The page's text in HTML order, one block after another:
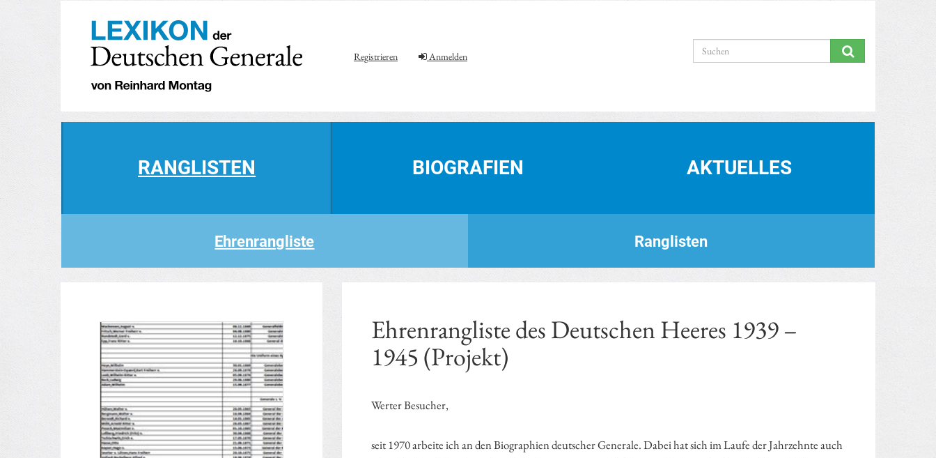
Registrieren Anmelden
RANGLISTEN
Ehrenrangliste Ranglisten
BIOGRAFIEN AKTUELLES
Ehrenrangliste des Deutschen Heeres 1939 –
1945 (Projekt)
Werter Besucher,
seit 1970 arbeite ich an den Biographien deutscher Generale. Dabei hat sich im Laufe der Jahrzehnte auch